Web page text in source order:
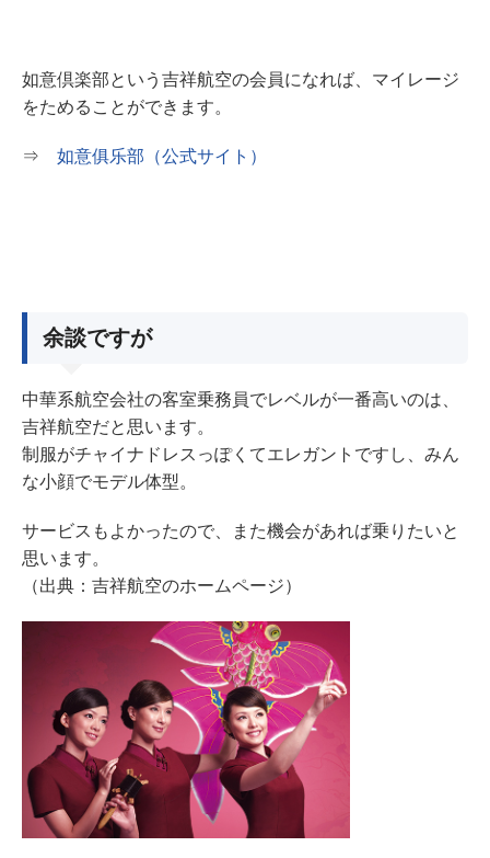
如意倶楽部という吉祥航空の会員になれば、マイレージ
をためることができます。
⇒ 如意俱乐部（公式サイト）
余談ですが
中華系航空会社の客室乗務員でレベルが一番高いのは、
吉祥航空だと思います。
制服がチャイナドレスっぽくてエレガントですし、みん
な小顔でモデル体型。
サービスもよかったので、また機会があれば乗りたいと
思います。
（出典：吉祥航空のホームページ）